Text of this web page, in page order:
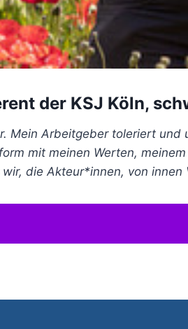
der KSJ Köln,
Mein Arbeitgeber toleriert
mit meinen Werten,
die Akteur*innen, von innen